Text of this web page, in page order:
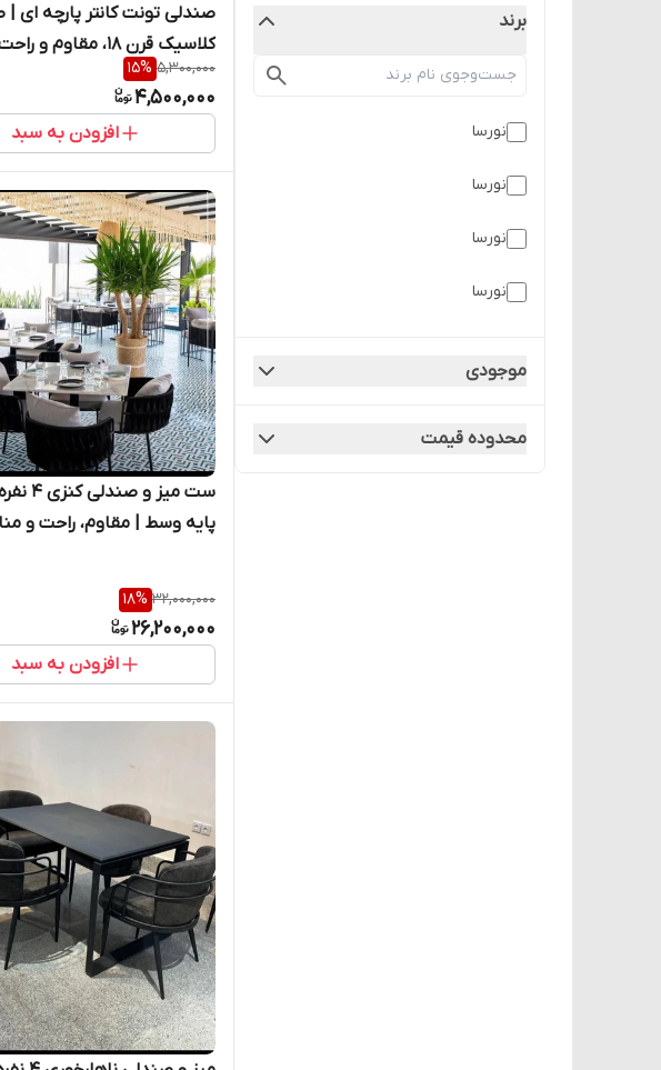
برند
نورسا
نورسا
نورسا
نورسا
موجودی
محدوده قیمت
صندلی تونت کانتر پارچه ای |
کلاسیک قرن ۱۸، مقاوم و
کانتر و کافه
5,300,000
15%
4,500,000
افزودن به سبد
ست میز و
پایه وسط | مقاوم، راحت و
32,000,000
18%
26,200,000
افزودن به سبد